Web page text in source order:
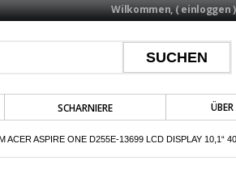
Wilkommen, (einloggen)
SCHARNIERE
ACER ASPIRE ONE D255E-13699 LCD DISPLAY 10,1“